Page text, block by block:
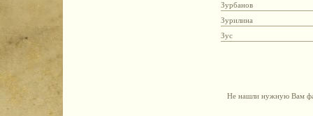
Зурбанов
Зурилина
Зус
Не нашли нужную Вам